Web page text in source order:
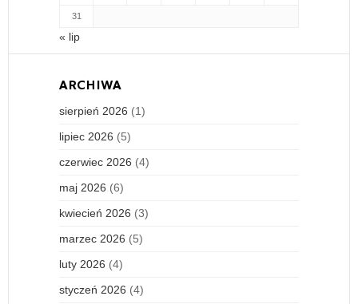
31
« lip
ARCHIWA
sierpień 2026 (1)
lipiec 2026 (5)
czerwiec 2026 (4)
maj 2026 (6)
kwiecień 2026 (3)
marzec 2026 (5)
luty 2026 (4)
styczeń 2026 (4)